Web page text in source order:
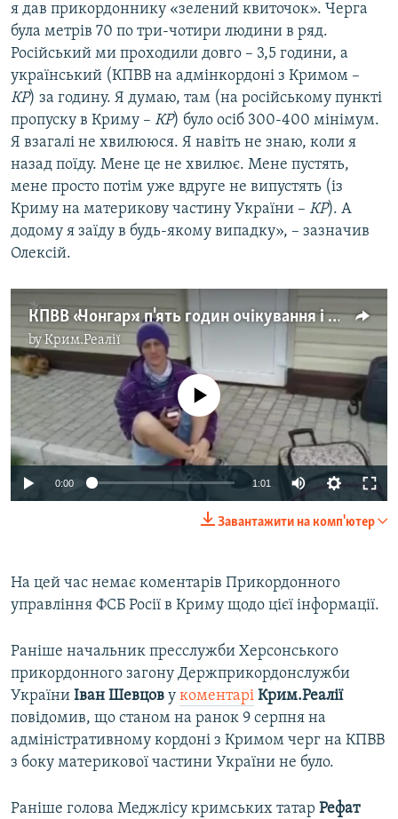
я дав прикордоннику «зелений квиточок». Черга
була метрів 70 по три-чотири людини в ряд.
Російський ми проходили довго – 3,5 години, а
український (КПВВ на адмінкордоні з Кримом –
КР) за годину. Я думаю, там (на російському пункті
пропуску в Криму – КР) було осіб 300-400 мінімум.
Я взагалі не хвилююся. Я навіть не знаю, коли я
назад поїду. Мене це не хвилює. Мене пустять,
мене просто потім уже вдруге не випустять (із
Криму на материкову частину України – КР). А
додому я заїду в будь-якому випадку», – зазначив
Олексій.
КПВВ «Чонгар»: п'ять годин очікування і черга до 400 осіб – очевидець (відео)
byКрим.Реалії
720p 1080p
No media source currently available
0:00 1:01 Auto
720p
Завантажити на комп'ютер
На цей час немає коментарів Прикордонного
управління ФСБ Росії в Криму щодо цієї інформації.
Раніше начальник пресслужби Херсонського
прикордонного загону Держприкордонслужби
України Іван Шевцов у коментарі Крим.Реалії
повідомив, що станом на ранок 9 серпня на
адміністративному кордоні з Кримом черг на КПВВ
з боку материкової частини України не було.
Раніше голова Меджлісу кримських татар Рефат